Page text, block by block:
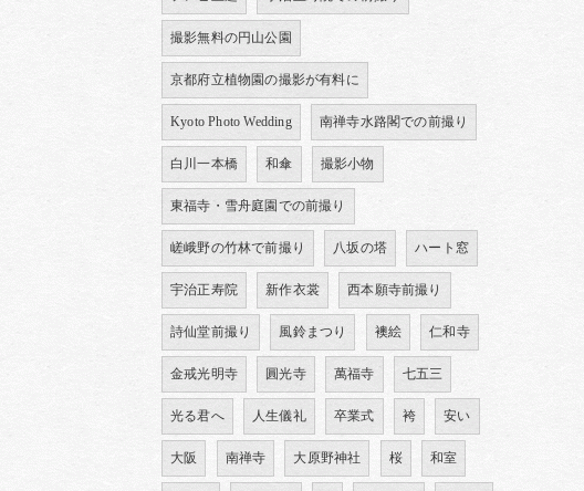
撮影無料の円山公園
京都府立植物園の撮影が有料に
Kyoto Photo Wedding 南禅寺水路閣での前撮り
白川一本橋 和傘 撮影小物
東福寺・雪舟庭園での前撮り
嵯峨野の竹林で前撮り 八坂の塔 ハート窓
宇治正寿院 新作衣裳 西本願寺前撮り
詩仙堂前撮り 風鈴まつり 襖絵 仁和寺
金戒光明寺 圓光寺 萬福寺 七五三
光る君へ 人生儀礼 卒業式 袴 安い
大阪 南禅寺 大原野神社 桜 和室